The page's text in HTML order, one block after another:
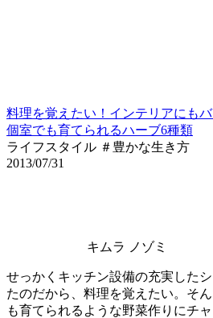
料理を覚えたい！インテリアにも
個室でも育てられるハーブ6種類
ライフスタイル ＃豊かな生き方
2013/07/31
キムラ ノゾミ
せっかくキッチン設備の充実した
たのだから、料理を覚えたい。そ
も育てられるような野菜作りにチ